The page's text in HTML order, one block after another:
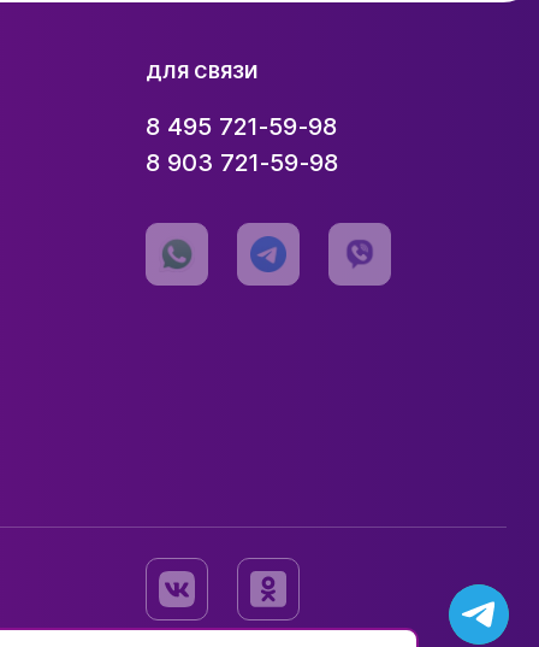
ДЛЯ СВЯЗИ
8 495 721-59-98
8 903 721-59-98